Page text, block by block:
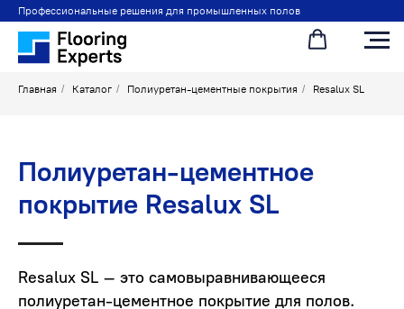
Профессиональные решения для промышленных полов
Главная / Каталог / Полиуретан-цементные покрытия / Resalux SL
Полиуретан-цементное
покрытие Resalux SL
Resalux SL – это самовыравнивающееся
полиуретан-цементное покрытие для полов.